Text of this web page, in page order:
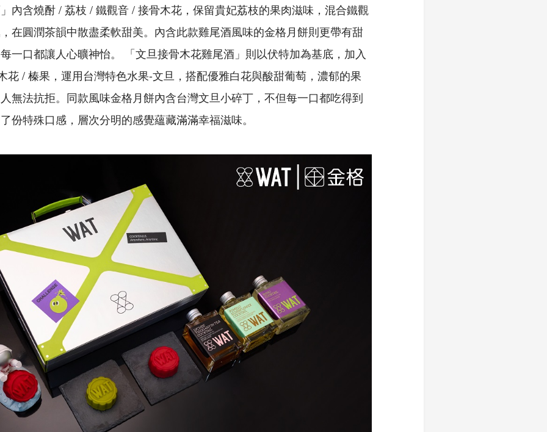
內含燒酎 / 荔枝 / 鐵觀音 / 接骨木花，保留貴妃荔枝的果肉滋味，混合鐵觀
在圓潤茶韻中散盡柔軟甜美。內含此款雞尾酒風味的金格月餅則更帶有甜
一口都讓人心曠神怡。 「文旦接骨木花雞尾酒」則以伏特加為基底，加入
花 / 榛果，運用台灣特色水果-文旦，搭配優雅白花與酸甜葡萄，濃郁的果
無法抗拒。同款風味金格月餅內含台灣文旦小碎丁，不但每一口都吃得到
份特殊口感，層次分明的感覺蘊藏滿滿幸福滋味。